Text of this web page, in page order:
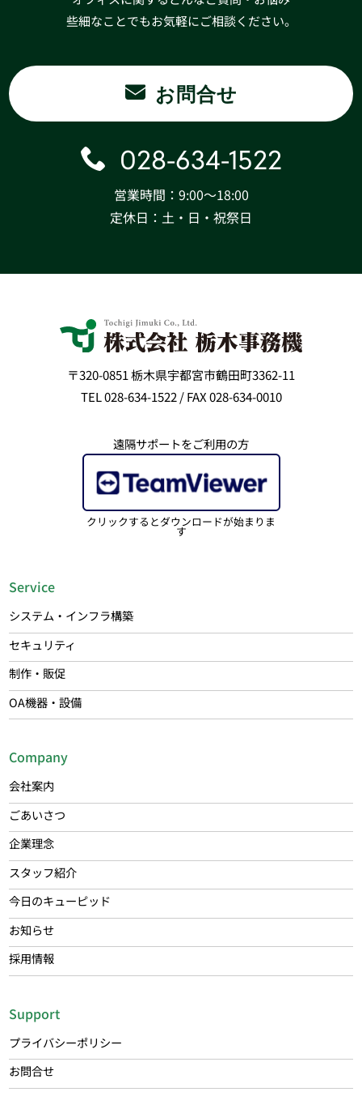
些細なことでもお気軽にご相談ください。
お問合せ
028-634-1522
営業時間：9:00〜18:00
定休日：土・日・祝祭日
〒320-0851 栃木県宇都宮市鶴田町3362-11
TEL 028-634-1522 / FAX 028-634-0010
遠隔サポートをご利用の方
クリックするとダウンロードが始まりま
す
Service
システム・インフラ構築
セキュリティ
制作・販促
OA機器・設備
Company
会社案内
ごあいさつ
企業理念
スタッフ紹介
今日のキューピッド
お知らせ
採用情報
Support
プライバシーポリシー
お問合せ